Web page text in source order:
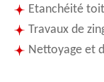
Etanchéité
Travaux de
Nettoyage et